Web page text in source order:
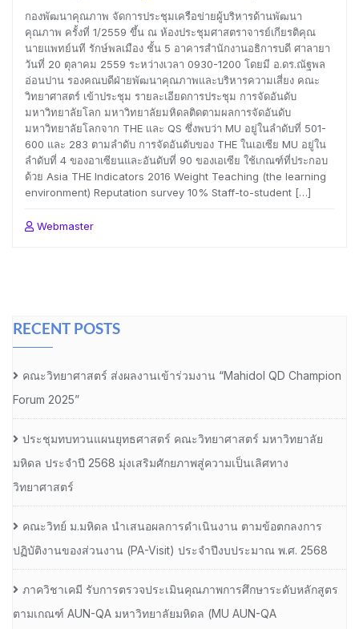
กองพัฒนาคุณภาพ จัดการประชุมเครือข่ายผู้บริหารด้านพัฒนา
คุณภาพ ครั้งที่ 1/2559 ขึ้น ณ ห้องประชุมศาสตราจารย์เกียรติคุณ
นายแพทย์นที รักษ์พลเมือง ชั้น 5 อาคารสำนักงานอธิการบดี ศาลายา
วันที่ 20 ตุลาคม 2559 ระหว่างเวลา 0930-1200 โดยมี อ.ดร.ณัฐพล
อ่อนปาน รองคณบดีฝ่ายพัฒนาคุณภาพและบริหารความเสี่ยง คณะ
วิทยาศาสตร์ เข้าประชุม รายละเอียดการประชุม การจัดอันดับ
มหาวิทยาลัยโลก มหาวิทยาลัยมหิดลติดตามผลการจัดอันดับ
มหาวิทยาลัยโลกจาก THE และ QS ซึ่งพบว่า MU อยู่ในลำดับที่ 501-
600 และ 283 ตามลำดับ การจัดอันดับของ THE ในเอเซีย MU อยู่ใน
ลำดับที่ 4 ของอาเซียนและอันดับที่ 90 ของเอเซีย ใช้เกณฑ์ที่ประกอบ
ด้วย Asia THE Indicators 2016 Weight Teaching (the learning
environment) Reputation survey 10% Staff-to-student […]
Webmaster
RECENT POSTS
คณะวิทยาศาสตร์ ส่งผลงานเข้าร่วมงาน “Mahidol QD Champion
Forum 2025”
ประชุมทบทวนแผนยุทธศาสตร์ คณะวิทยาศาสตร์ มหาวิทยาลัย
มหิดล ประจำปี 2568 มุ่งเสริมศักยภาพสู่ความเป็นเลิศทาง
วิทยาศาสตร์
คณะวิทย์ ม.มหิดล นำเสนอผลการดำเนินงาน ตามข้อตกลงการ
ปฏิบัติงานของส่วนงาน (PA-Visit) ประจำปีงบประมาณ พ.ศ. 2568
ภาควิชาเคมี รับการตรวจประเมินคุณภาพการศึกษาระดับหลักสูตร
ตามเกณฑ์ AUN-QA มหาวิทยาลัยมหิดล (MU AUN-QA